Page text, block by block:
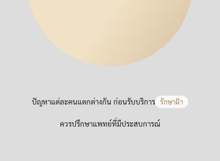
ปัญหาแต่ละคนแตกต่างกัน ก่อนรับบริการ รักษาฝ้า
ควรปรึกษาแพทย์ที่มีประสบการณ์